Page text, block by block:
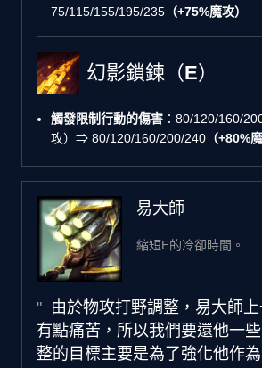
75/115/155/195/235 （+75%魔攻）
幻影鎖鍊（E）
觸發限制行動的傷害 ：80/120/160/
攻）⇒ 80/120/160/200/240 （+80%
易大師
縮短E的冷卻時間。
由於物攻打野調整，易大師
有點痛苦，所以我們要還他一
整的目標主要是為了強化他作